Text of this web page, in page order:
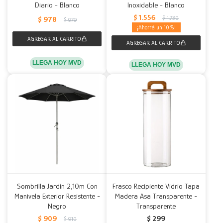
Diario - Blanco
$ 978 $ 979
LLEGA HOY MVD
Inoxidable - Blanco
$ 1.556 $ 1.730
10
LLEGA HOY MVD
Sombrilla Jardín 2,10m Con
Manivela Exterior Resistente -
Negro
$ 909 $ 910
Frasco Recipiente Vidrio Tapa
Madera Asa Transparente -
Transparente
$ 299